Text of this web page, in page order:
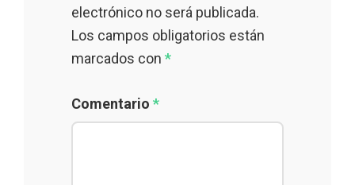
electrónico no será publicada.
Los campos obligatorios están
marcados con *
Comentario *